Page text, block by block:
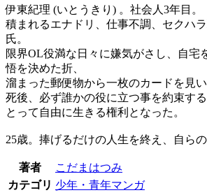
伊東紀理 (いとうきり) 。社会人3年目。
積まれるエナドリ、仕事不調、セクハ
氏。
限界OL役満な日々に嫌気がさし、自宅
悟を決めた折、
溜まった郵便物から一枚のカードを見い
死後、必ず誰かの役に立つ事を約束す
とって自由に生きる権利となった。
25歳。捧げるだけの人生を終え、自ら
著者
こだまはつみ
カテゴリ 少年・青年マンガ